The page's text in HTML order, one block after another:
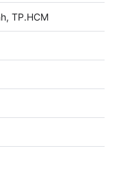
TP.HCM